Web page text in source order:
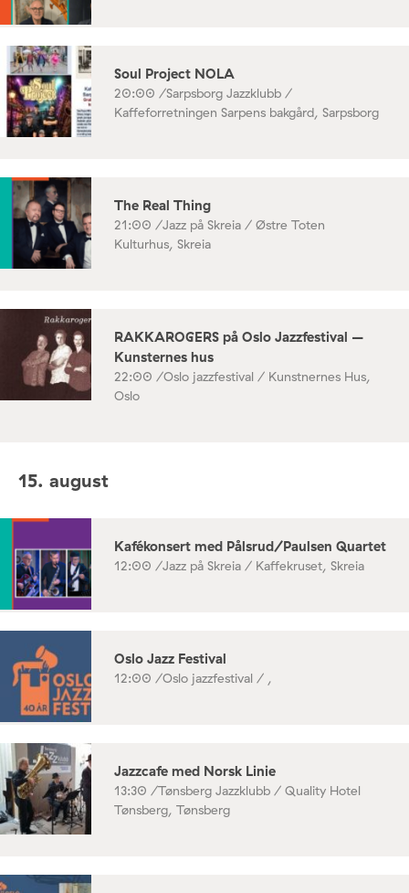
Soul Project NOLA
20:00 /Sarpsborg Jazzklubb /
Kaffeforretningen Sarpens bakgård, Sarpsborg
The Real Thing
21:00 /Jazz på Skreia / Østre Toten
Kulturhus, Skreia
RAKKAROGERS på Oslo Jazzfestival –
Kunsternes hus
22:00 /Oslo jazzfestival / Kunstnernes Hus,
Oslo
15. august
Kafékonsert med Pålsrud/Paulsen Quartet
12:00 /Jazz på Skreia / Kaffekruset, Skreia
Oslo Jazz Festival
12:00 /Oslo jazzfestival / ,
Jazzcafe med Norsk Linie
13:30 /Tønsberg Jazzklubb / Quality Hotel
Tønsberg, Tønsberg